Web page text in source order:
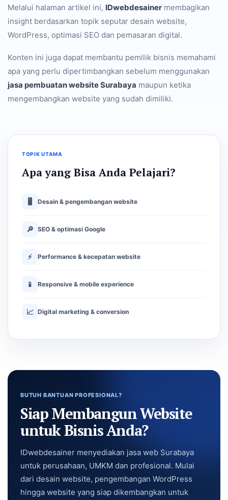
Melalui halaman artikel ini, IDwebdesainer membagikan
insight berdasarkan topik seputar desain website,
WordPress, optimasi SEO dan pemasaran digital.
Konten ini juga dapat membantu pemilik bisnis memahami
apa yang perlu dipertimbangkan sebelum menggunakan
jasa pembuatan website Surabaya maupun ketika
mengembangkan website yang sudah dimiliki.
TOPIK UTAMA
Apa yang Bisa Anda Pelajari?
🖥 Desain & pengembangan website
🔎 SEO & optimasi Google
⚡ Performance & kecepatan website
📱 Responsive & mobile experience
📈 Digital marketing & conversion
BUTUH BANTUAN PROFESIONAL?
Siap Membangun Website
untuk Bisnis Anda?
IDwebdesainer menyediakan jasa web Surabaya
untuk perusahaan, UMKM dan profesional. Mulai
dari desain website, pengembangan WordPress
hingga website yang siap dikembangkan untuk